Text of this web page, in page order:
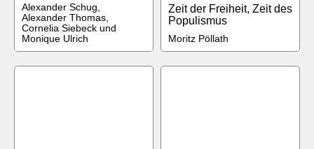
Alexander Schug,
Alexander Thomas,
Cornelia Siebeck und
Monique Ulrich
Zeit der Freiheit, Zeit des
Populismus
Moritz Pöllath